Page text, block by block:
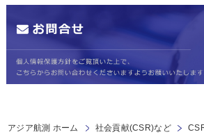
アジア航測 ホーム 社会貢献(CSR)など